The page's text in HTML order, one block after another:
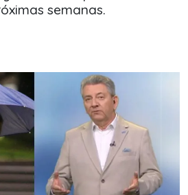
semanas.